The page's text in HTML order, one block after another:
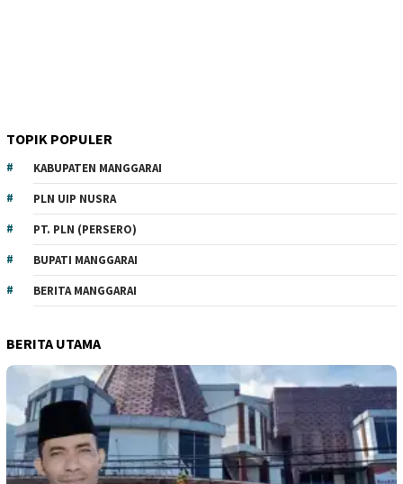
TOPIK POPULER
KABUPATEN MANGGARAI
PLN UIP NUSRA
PT. PLN (PERSERO)
BUPATI MANGGARAI
BERITA MANGGARAI
BERITA UTAMA